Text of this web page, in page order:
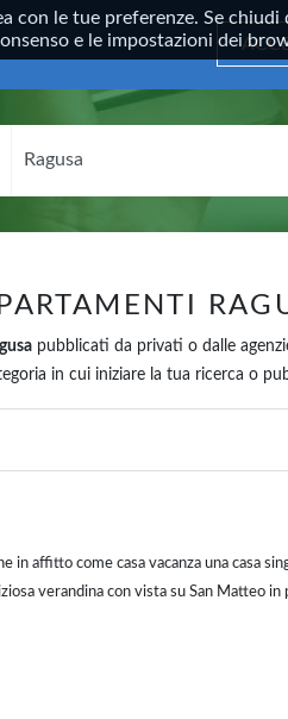
le tue preferenze. Se chiudi
e le impostazioni dei
pubblicati da privati o dalle
in cui iniziare la tua ricerca o
in affitto come casa vacanza una casa
verandina con vista su San Matteo in
si trova in zona S. Bartolomeo nei